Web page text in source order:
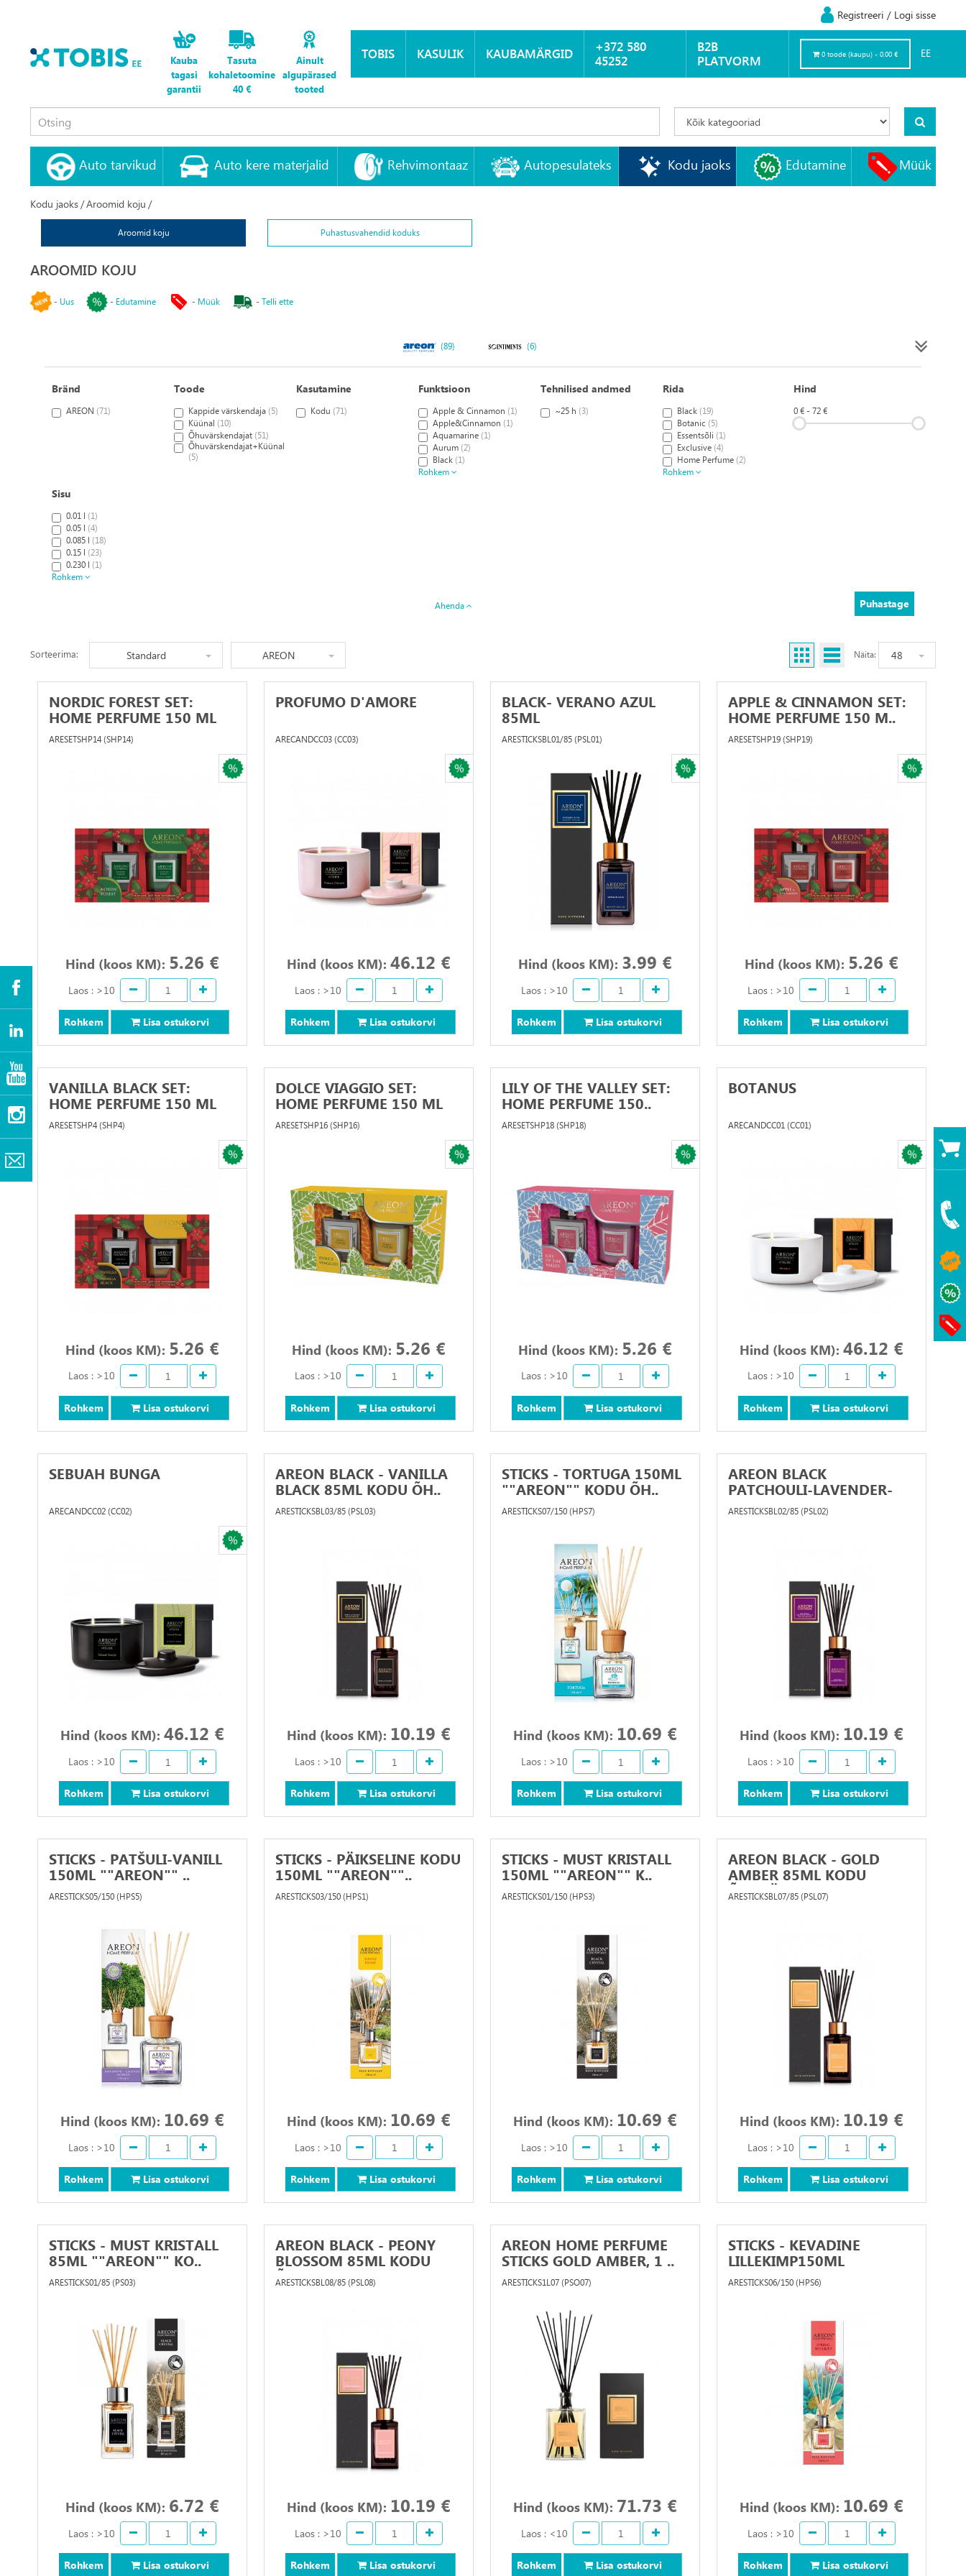
Registreeri / Logi sisse
Kauba
tagasi
garantii
Tasuta
kohaletoomine
40 €
Ainult
algupärased
tooted
TOBIS KASULIK KAUBAMÄRGID
+372 580
45252
B2B
PLATVORM
0 toode (kaupu) - 0.00 € EE
Auto tarvikud Auto kere materjalid Rehvimontaaz Autopesulateks Kodu jaoks Edutamine Müük
Kodu jaoks/Aroomid koju /
Aroomid koju Puhastusvahendid koduks
AROOMID KOJU
- Uus - Edutamine - Müük - Telli ette
(89) (6)
Bränd
AREON (71)
Toode
Kappide värskendaja (5)
Küünal (10)
Õhuvärskendajat (51)
Õhuvärskendajat+Küünal
(5)
Kasutamine
Kodu (71)
Funktsioon
Apple & Cinnamon (1)
Apple&Cinnamon (1)
Aquamarine (1)
Aurum (2)
Black (1)
Rohkem
Tehnilised andmed
~25 h (3)
Rida
Black (19)
Botanic (5)
Essentsõli (1)
Exclusive (4)
Home Perfume (2)
Rohkem
Sisu
0.01 l (1)
0.05 l (4)
0.085 l (18)
0.15 l (23)
0.230 l (1)
Rohkem
Hind
0 € - 72 €
Ahenda Puhastage
Sorteerima: Standard AREON Näita: 48
NORDIC FOREST SET:
HOME PERFUME 150 ML
+..
ARESETSHP14 (SHP14)
Hind (koos KM): 5.26 €
Laos : >10
Rohkem Lisa ostukorvi
PROFUMO D'AMORE
ARECANDCC03 (CC03)
Hind (koos KM): 46.12 €
Laos : >10
Rohkem Lisa ostukorvi
BLACK- VERANO AZUL
85ML
ARESTICKSBL01/85 (PSL01)
Hind (koos KM): 3.99 €
Laos : >10
Rohkem Lisa ostukorvi
APPLE & CINNAMON SET:
HOME PERFUME 150 M..
ARESETSHP19 (SHP19)
Hind (koos KM): 5.26 €
Laos : >10
Rohkem Lisa ostukorvi
VANILLA BLACK SET:
HOME PERFUME 150 ML
+..
ARESETSHP4 (SHP4)
Hind (koos KM): 5.26 €
Laos : >10
Rohkem Lisa ostukorvi
DOLCE VIAGGIO SET:
HOME PERFUME 150 ML
+..
ARESETSHP16 (SHP16)
Hind (koos KM): 5.26 €
Laos : >10
Rohkem Lisa ostukorvi
LILY OF THE VALLEY SET:
HOME PERFUME 150..
ARESETSHP18 (SHP18)
Hind (koos KM): 5.26 €
Laos : >10
Rohkem Lisa ostukorvi
BOTANUS
ARECANDCC01 (CC01)
Hind (koos KM): 46.12 €
Laos : >10
Rohkem Lisa ostukorvi
SEBUAH BUNGA
ARECANDCC02 (CC02)
Hind (koos KM): 46.12 €
Laos : >10
Rohkem Lisa ostukorvi
AREON BLACK - VANILLA
BLACK 85ML KODU ÕH..
ARESTICKSBL03/85 (PSL03)
Hind (koos KM): 10.19 €
Laos : >10
Rohkem Lisa ostukorvi
STICKS - TORTUGA 150ML
""AREON"" KODU ÕH..
ARESTICKS07/150 (HPS7)
Hind (koos KM): 10.69 €
Laos : >10
Rohkem Lisa ostukorvi
AREON BLACK
PATCHOULI-LAVENDER-
VANILLA 8..
ARESTICKSBL02/85 (PSL02)
Hind (koos KM): 10.19 €
Laos : >10
Rohkem Lisa ostukorvi
STICKS - PATŠULI-VANILL
150ML ""AREON"" ..
ARESTICKS05/150 (HPS5)
Hind (koos KM): 10.69 €
Laos : >10
Rohkem Lisa ostukorvi
STICKS - PÄIKSELINE KODU
150ML ""AREON""..
ARESTICKS03/150 (HPS1)
Hind (koos KM): 10.69 €
Laos : >10
Rohkem Lisa ostukorvi
STICKS - MUST KRISTALL
150ML ""AREON"" K..
ARESTICKS01/150 (HPS3)
Hind (koos KM): 10.69 €
Laos : >10
Rohkem Lisa ostukorvi
AREON BLACK - GOLD
AMBER 85ML KODU
ÕHUVÄ..
ARESTICKSBL07/85 (PSL07)
Hind (koos KM): 10.19 €
Laos : >10
Rohkem Lisa ostukorvi
STICKS - MUST KRISTALL
85ML ""AREON"" KO..
ARESTICKS01/85 (PS03)
Hind (koos KM): 6.72 €
Laos : >10
Rohkem Lisa ostukorvi
AREON BLACK - PEONY
BLOSSOM 85ML KODU
ÕH..
ARESTICKSBL08/85 (PSL08)
Hind (koos KM): 10.19 €
Laos : >10
Rohkem Lisa ostukorvi
AREON HOME PERFUME
STICKS GOLD AMBER, 1 ..
ARESTICKS1L07 (PSO07)
Hind (koos KM): 71.73 €
Laos : <10
Rohkem Lisa ostukorvi
STICKS - KEVADINE
LILLEKIMP150ML
""AREON..
ARESTICKS06/150 (HPS6)
Hind (koos KM): 10.69 €
Laos : >10
Rohkem Lisa ostukorvi